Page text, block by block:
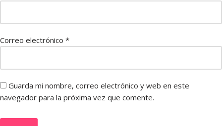
Correo electrónico *
Guarda mi nombre, correo electrónico y web en este
navegador para la próxima vez que comente.